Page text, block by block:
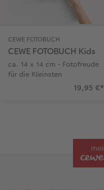
CEWE FOTOBUCH
CEWE FOTOBUCH Kids
ca. 14 x 14 cm - Fotofreude
für die Kleinsten
19,95 €*